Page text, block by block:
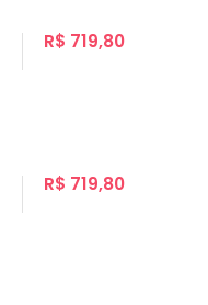
R$ 719,80
R$ 719,80